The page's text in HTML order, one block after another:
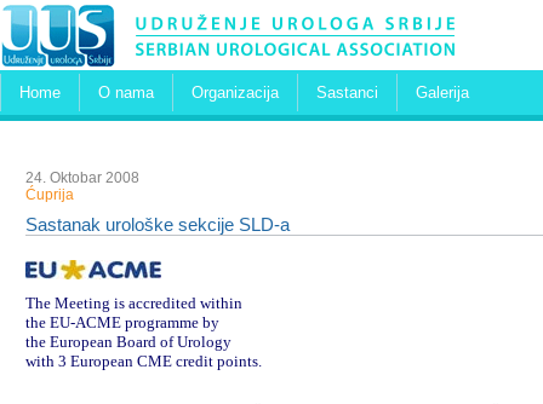
Home O nama Organizacija Sastanci Galerija
24. Oktobar 2008
Ćuprija
Sastanak urološke sekcije SLD-a
The Meeting is accredited within
the EU-ACME programme by
the European Board of Urology
with 3 European CME credit points.